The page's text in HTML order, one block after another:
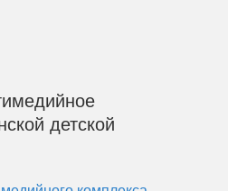
детской